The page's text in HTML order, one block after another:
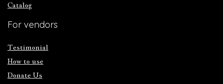
Catalog
For vendors
Testimonial
How to use
Donate Us